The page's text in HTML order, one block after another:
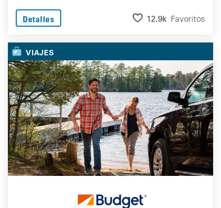
Detalles 12.9k Favoritos
VIAJES